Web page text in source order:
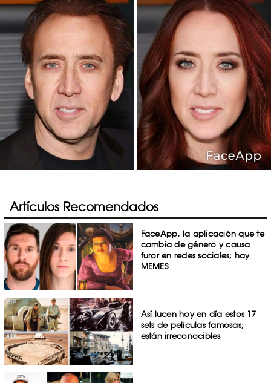
Artículos Recomendados
FaceApp, la aplicación que te
cambia de género y causa
furor en redes sociales; hay
MEMES
Así lucen hoy en día estos 17
sets de películas famosas;
están irreconocibles